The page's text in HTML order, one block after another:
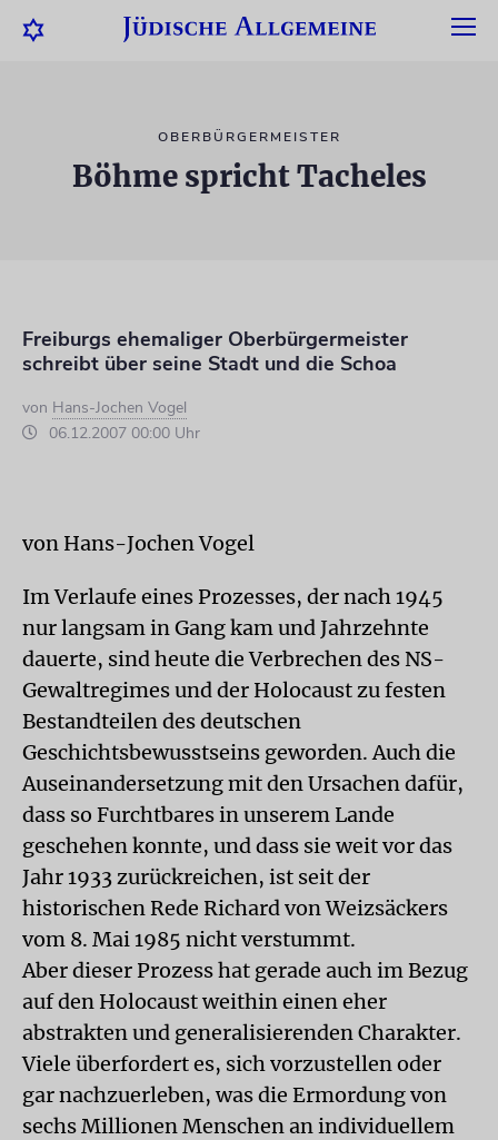
OBERBÜRGERMEISTER
Böhme spricht Tacheles
Freiburgs ehemaliger Oberbürgermeister
schreibt über seine Stadt und die Schoa
von Hans-Jochen Vogel
06.12.2007 00:00 Uhr
von Hans-Jochen Vogel
Im Verlaufe eines Prozesses, der nach 1945
nur langsam in Gang kam und Jahrzehnte
dauerte, sind heute die Verbrechen des NS-
Gewaltregimes und der Holocaust zu festen
Bestandteilen des deutschen
Geschichtsbewusstseins geworden. Auch die
Auseinandersetzung mit den Ursachen dafür,
dass so Furchtbares in unserem Lande
geschehen konnte, und dass sie weit vor das
Jahr 1933 zurückreichen, ist seit der
historischen Rede Richard von Weizsäckers
vom 8. Mai 1985 nicht verstummt.
Aber dieser Prozess hat gerade auch im Bezug
auf den Holocaust weithin einen eher
abstrakten und generalisierenden Charakter.
Viele überfordert es, sich vorzustellen oder
gar nachzuerleben, was die Ermordung von
sechs Millionen Menschen an individuellem